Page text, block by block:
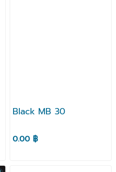
Black MB 30
0.00 ฿